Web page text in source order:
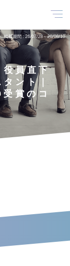
掲載期間 26/07/28～26/08/10
役員直下
タント｜
賞のコ